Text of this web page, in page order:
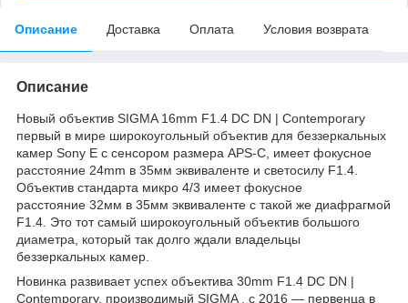
Описание Доставка Оплата Условия возврата
Описание
Новый объектив SIGMA 16mm F1.4 DC DN | Contemporary
первый в мире широкоугольный объектив для беззеркальных
камер Sony E с сенсором размера APS-C, имеет фокусное
расстояние 24mm в 35мм эквиваленте и светосилу F1.4.
Объектив стандарта микро 4/3 имеет фокусное
расстояние 32мм в 35мм эквиваленте с такой же диафрагмой
F1.4. Это тот самый широкоугольный объектив большого
диаметра, который так долго ждали владельцы
беззеркальных камер.
Новинка развивает успех объектива 30mm F1.4 DC DN |
Contemporary, производимый SIGMA , с 2016 — первенца в